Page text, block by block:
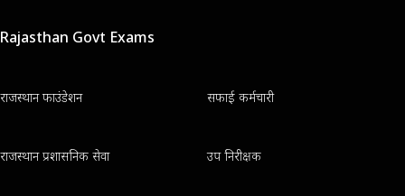
Rajasthan Govt Exams
राजस्थान फाउंडेशन सफाई कर्मचारी
राजस्थान प्रशासनिक सेवा उप निरीक्षक